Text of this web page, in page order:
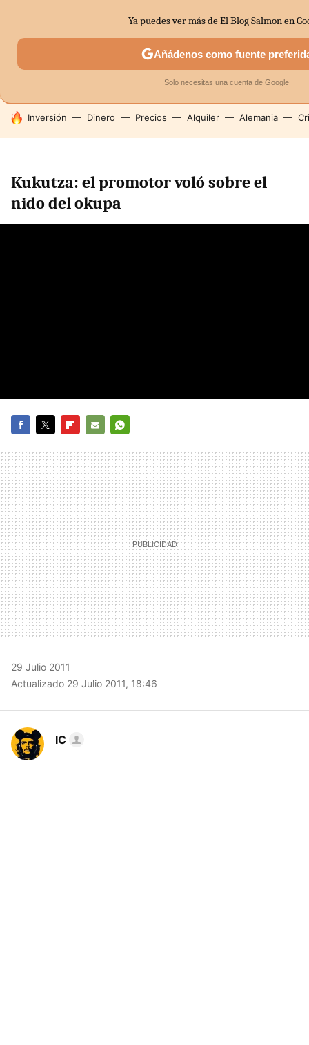
MENÚ NUEVO
ECONOMÍA DOMÉSTICA MERCADOS
HOY SE HABLA DE
Inversión Dinero Precios Alquiler Alemania
Kukutza: el promotor voló sobre el
nido del okupa
MAIL
29 Julio 2011
Actualizado 29 Julio 2011, 18:46
IC
Ya puedes ver más de El Blog Salmon en
Añádenos como fuente
Solo necesitas una cuenta de Google